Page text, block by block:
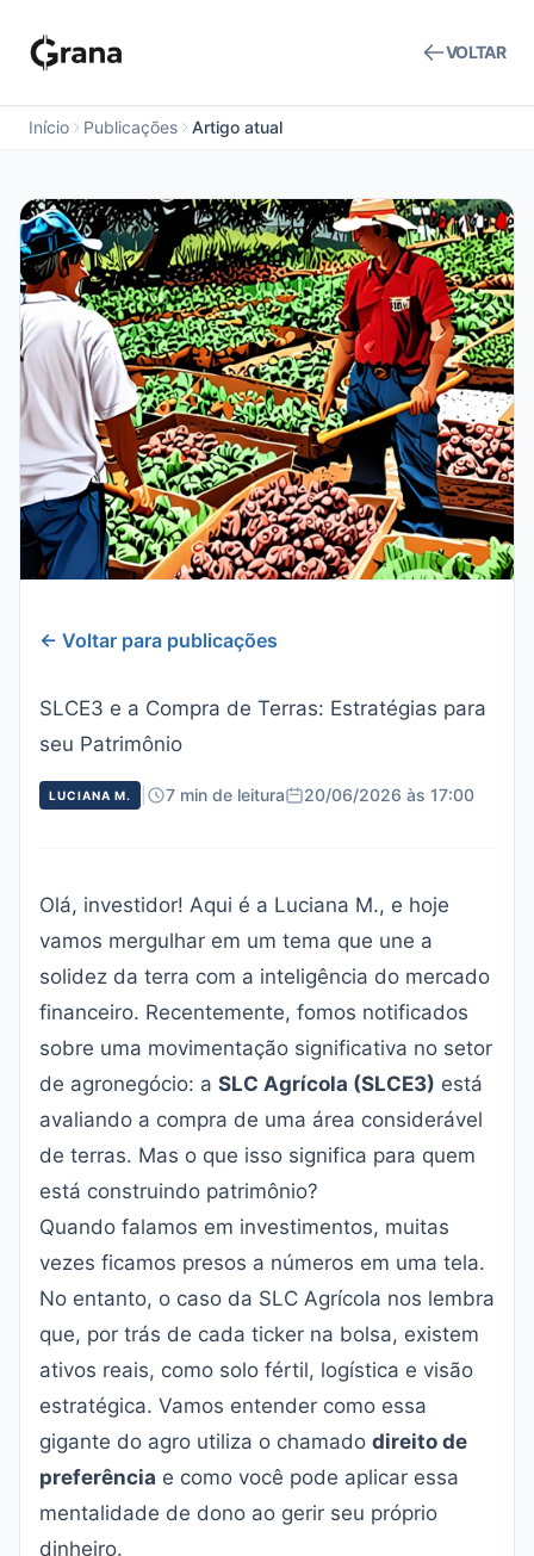
VOLTAR
Início Publicações Artigo atual
← Voltar para publicações
SLCE3 e a Compra de Terras: Estratégias para
seu Patrimônio
LUCIANA M. 7 min de leitura 20/06/2026 às 17:00
Olá, investidor! Aqui é a Luciana M., e hoje
vamos mergulhar em um tema que une a
solidez da terra com a inteligência do mercado
financeiro. Recentemente, fomos notificados
sobre uma movimentação significativa no setor
de agronegócio: a SLC Agrícola (SLCE3) está
avaliando a compra de uma área considerável
de terras. Mas o que isso significa para quem
está construindo patrimônio?
Quando falamos em investimentos, muitas
vezes ficamos presos a números em uma tela.
No entanto, o caso da SLC Agrícola nos lembra
que, por trás de cada ticker na bolsa, existem
ativos reais, como solo fértil, logística e visão
estratégica. Vamos entender como essa
gigante do agro utiliza o chamado direito de
preferência e como você pode aplicar essa
mentalidade de dono ao gerir seu próprio
dinheiro.